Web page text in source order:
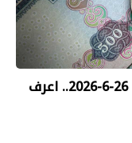
سعر الدرهم الإماراتي اليوم الجمعة 26-6-2026.. اعرف